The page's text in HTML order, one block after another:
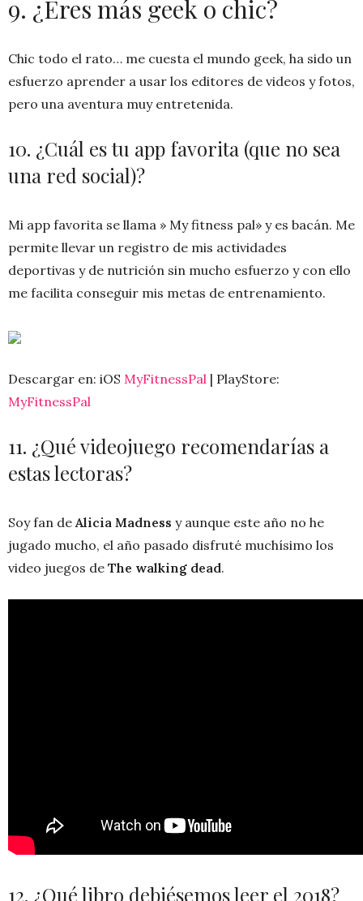
9. ¿Eres más geek o chic?
Chic todo el rato… me cuesta el mundo geek, ha sido un
esfuerzo aprender a usar los editores de videos y fotos,
pero una aventura muy entretenida.
10. ¿Cuál es tu app favorita (que no sea
una red social)?
Mi app favorita se llama » My fitness pal» y es bacán. Me
permite llevar un registro de mis actividades
deportivas y de nutrición sin mucho esfuerzo y con ello
me facilita conseguir mis metas de entrenamiento.
Descargar en: iOS MyFitnessPal | PlayStore:
MyFitnessPal
11. ¿Qué videojuego recomendarías a
estas lectoras?
Soy fan de Alicia Madness y aunque este año no he
jugado mucho, el año pasado disfruté muchísimo los
video juegos de The walking dead.
12. ¿Qué libro debiésemos leer el 2018?